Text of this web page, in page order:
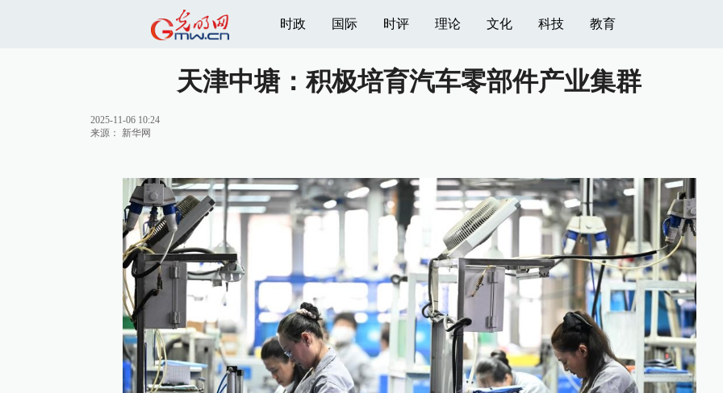
时政 国际 时评 理论 文化 科技 教育
天津中塘：积极培育汽车零部件产业集群
2025-11-06 10:24
来源： 新华网